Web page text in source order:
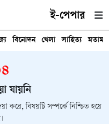
ই-পেপার
বিনোদন খেলা সাহিত্য মতামত
যায়নি
করে, বিষয়টি সম্পর্কে নিশ্চিত হয়ে